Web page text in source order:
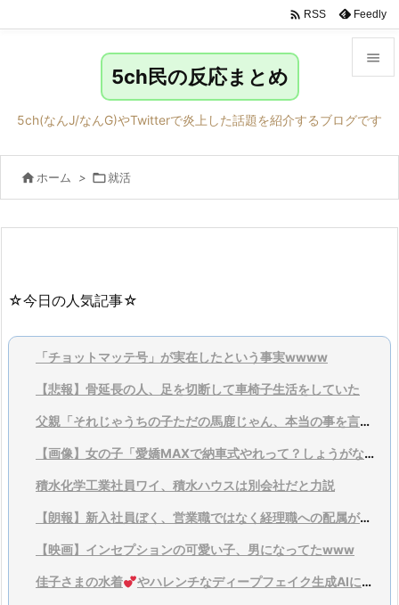

メニュ
サイド

 RSS Feedly
5ch民の反応まとめ
5ch(なんJ/なんG)やTwitterで炎上した話題を紹介するブログです
 ホーム > 就活
☆今日の人気記事☆
「チョットマッテ号」が実在したという事実wwww
【悲報】骨延長の人、足を切断して車椅子生活をしていた
父親「それじゃうちの子ただの馬鹿じゃん、本当の事を言ってくれ」
【画像】女の子「愛嬌MAXで納車式やれって？しょうがないなあ…」
積水化学工業社員ワイ、積水ハウスは別会社だと力説
【朗報】新入社員ぼく、営業職ではなく経理職への配属が決まりガチで嬉しすぎて咽び泣く………………
【映画】インセプションの可愛い子、男になってたwww
佳子さまの水着 やハレンチなディープフェイク生成AIに宮内庁がブチギレwwwwww